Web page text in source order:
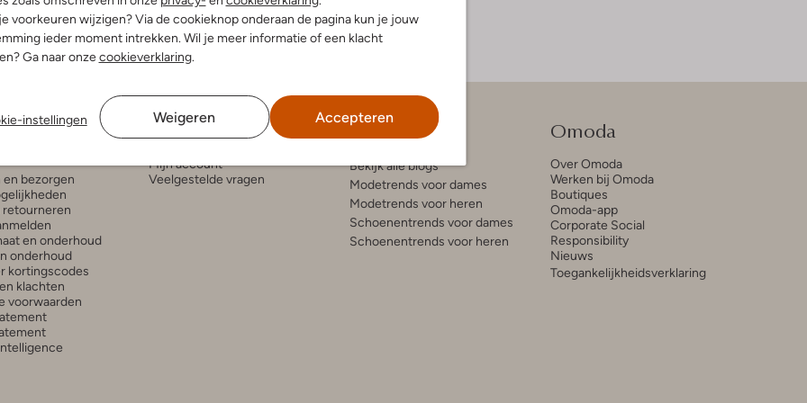
voorkeuren wijzigen? Via de cookieknop onderaan de pagina kun je jouw
ieder moment intrekken. Wil je meer informatie of een klacht
Ga naar onzecookieverklaring.
instellingen Weigeren Accepteren
en bezorgen
retourneren
en onderhoud
onderhoud
kortingscodes
klachten
voorwaarden
Account
Mijn account
Veelgestelde vragen
Inspiratie
Bekijk alle blogs
Modetrends voor dames
Modetrends voor heren
Schoenentrends voor dames
Schoenentrends voor heren
Omoda
Over Omoda
Werken bij Omoda
Boutiques
Omoda-app
Corporate Social
Responsibility
Nieuws
Toegankelijkheidsverklaring